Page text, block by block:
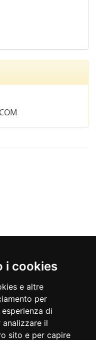
i cookies
e altre
per
di
analizzare il
sito e per capire
/ 2018
Accessibilità
cookie